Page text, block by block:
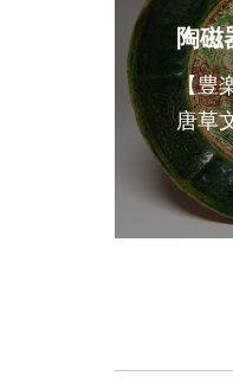
陶磁
【豊
唐草